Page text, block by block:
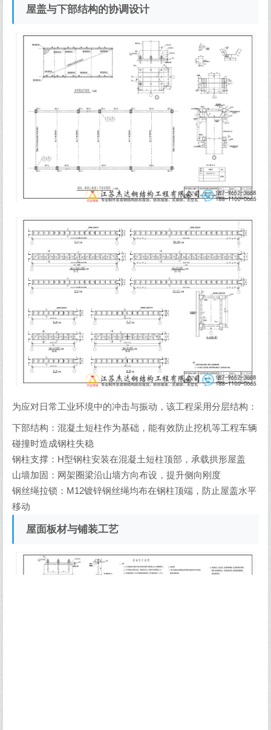
屋盖与下部结构的协调设计
为应对日常工业环境中的冲击与振动，该工程采用分层结构：
下部结构：混凝土短柱作为基础，能有效防止挖机等工程车辆
碰撞时造成钢柱失稳
钢柱支撑：H型钢柱安装在混凝土短柱顶部，承载拱形屋盖
山墙加固：网架圈梁沿山墙方向布设，提升侧向刚度
钢丝绳拉锁：M12镀锌钢丝绳均布在钢柱顶端，防止屋盖水平
移动
屋面板材与铺装工艺